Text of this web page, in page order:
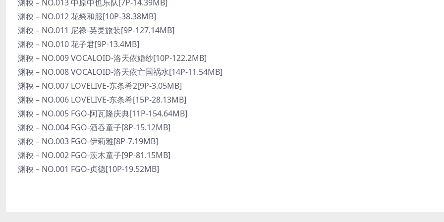
渊秧 – NO.013 中原中也乐队[7P-14.39MB]
渊秧 – NO.012 花祭和服[10P-38.38MB]
渊秧 – NO.011 尼禄-英灵旅装[9P-127.14MB]
渊秧 – NO.010 花子君[9P-13.4MB]
渊秧 – NO.009 VOCALOID-洛天依婚纱[10P-122.2MB]
渊秧 – NO.008 VOCALOID-洛天依亡国祸水[14P-11.54MB]
渊秧 – NO.007 LOVELIVE-东条希2[9P-3.05MB]
渊秧 – NO.006 LOVELIVE-东条希[15P-28.13MB]
渊秧 – NO.005 FGO-阿瓦隆庆典[11P-154.64MB]
渊秧 – NO.004 FGO-酒吞童子[8P-15.12MB]
渊秧 – NO.003 FGO-伊莉雅[8P-7.19MB]
渊秧 – NO.002 FGO-茨木童子[9P-81.15MB]
渊秧 – NO.001 FGO-贞德[10P-19.52MB]